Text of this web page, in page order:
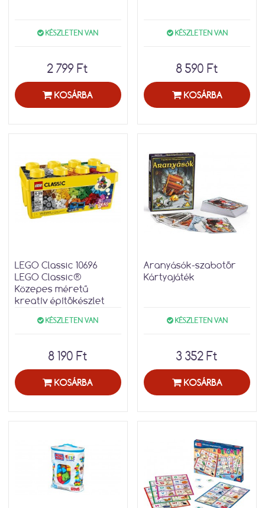
KÉSZLETEN VAN
2 799 Ft
KOSÁRBA
KÉSZLETEN VAN
8 590 Ft
KOSÁRBA
LEGO Classic 10696
LEGO Classic®
Közepes méretű
kreatív építőkészlet
KÉSZLETEN VAN
8 190 Ft
KOSÁRBA
Aranyásók-szabotőr
Kártyajáték
KÉSZLETEN VAN
3 352 Ft
KOSÁRBA